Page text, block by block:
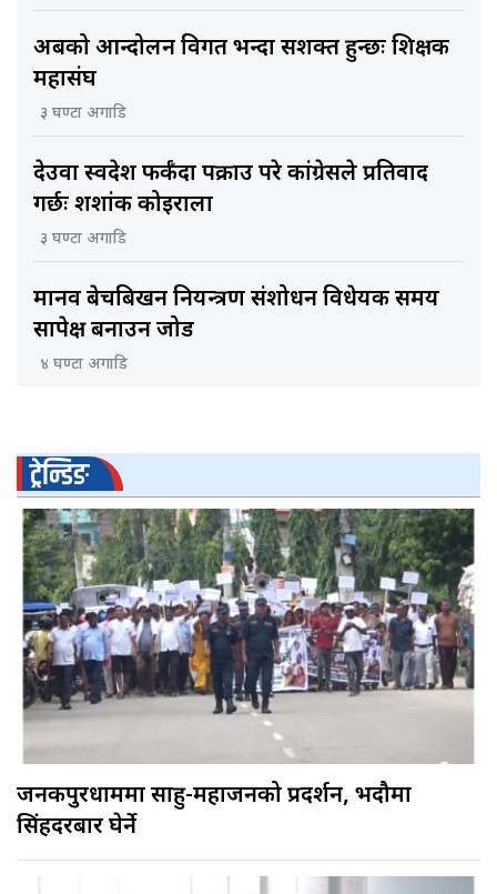
अबको आन्दोलन विगत भन्दा सशक्त हुन्छः शिक्षक
महासंघ
३ घण्टा अगाडि
देउवा स्वदेश फर्कँदा पक्राउ परे कांग्रेसले प्रतिवाद
गर्छः शशांक कोइराला
३ घण्टा अगाडि
मानव बेचबिखन नियन्त्रण संशोधन विधेयक समय
सापेक्ष बनाउन जोड
४ घण्टा अगाडि
ट्रेन्डिङ
जनकपुरधाममा साहु-महाजनको प्रदर्शन, भदौमा
सिंहदरबार घेर्ने